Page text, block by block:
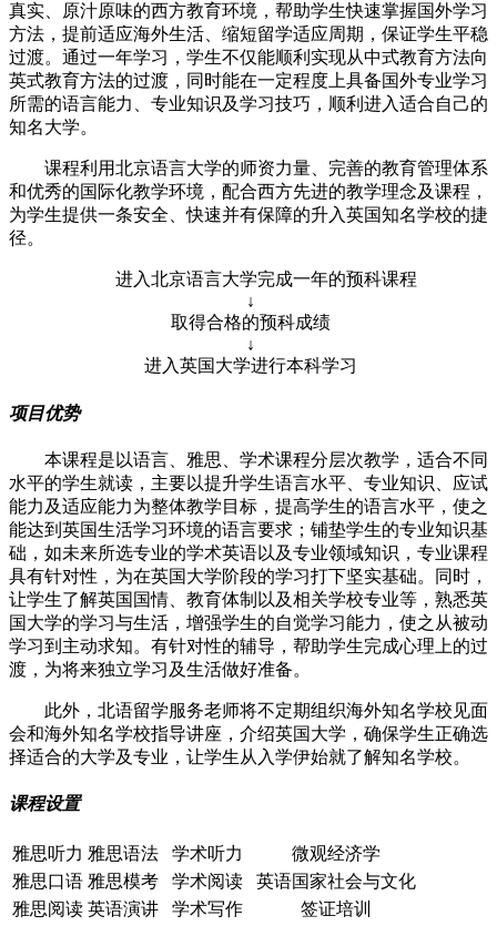
真实、原汁原味的西方教育环境，帮助学生快速掌握国外学习
方法，提前适应海外生活、缩短留学适应周期，保证学生平稳
过渡。通过一年学习，学生不仅能顺利实现从中式教育方法向
英式教育方法的过渡，同时能在一定程度上具备国外专业学习
所需的语言能力、专业知识及学习技巧，顺利进入适合自己的
知名大学。
课程利用北京语言大学的师资力量、完善的教育管理体系
和优秀的国际化教学环境，配合西方先进的教学理念及课程，
为学生提供一条安全、快速并有保障的升入英国知名学校的捷
径。
进入北京语言大学完成一年的预科课程
↓
取得合格的预科成绩
↓
进入英国大学进行本科学习
项目优势
本课程是以语言、雅思、学术课程分层次教学，适合不同
水平的学生就读，主要以提升学生语言水平、专业知识、应试
能力及适应能力为整体教学目标，提高学生的语言水平，使之
能达到英国生活学习环境的语言要求；铺垫学生的专业知识基
础，如未来所选专业的学术英语以及专业领域知识，专业课程
具有针对性，为在英国大学阶段的学习打下坚实基础。同时，
让学生了解英国国情、教育体制以及相关学校专业等，熟悉英
国大学的学习与生活，增强学生的自觉学习能力，使之从被动
学习到主动求知。有针对性的辅导，帮助学生完成心理上的过
渡，为将来独立学习及生活做好准备。
此外，北语留学服务老师将不定期组织海外知名学校见面
会和海外知名学校指导讲座，介绍英国大学，确保学生正确选
择适合的大学及专业，让学生从入学伊始就了解知名学校。
课程设置
雅思听力 雅思语法 学术听力
微观经济学
雅思口语 雅思模考 学术阅读
英语国家社会与文化
雅思阅读 英语演讲 学术写作
签证培训